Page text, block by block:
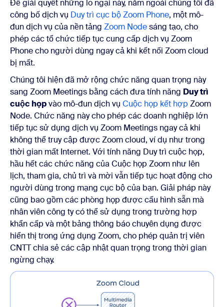
Để giải quyết những lo ngại này, năm ngoái chúng tôi đã
công bố dịch vụ Duy trì cục bộ Zoom Phone, một mô-
đun dịch vụ của nền tảng Zoom Nodesáng tạo, cho
phép các tổ chức tiếp tục cung cấp dịch vụ Zoom
Phone cho người dùng ngay cả khi kết nối Zoom cloud
bị mất.
Chúng tôi hiện đã mở rộng chức năng quan trọng này
sang Zoom Meetings bằng cách đưa tính năng Duy trì
cuộc họpvào mô-đun dịch vụ Cuộc họp kết hợp Zoom
Node. Chức năng này cho phép các doanh nghiệp lớn
tiếp tục sử dụng dịch vụ Zoom Meetings ngay cả khi
không thể truy cập được Zoom cloud, ví dụ như trong
thời gian mất Internet. Với tính năng Duy trì cuộc họp,
hầu hết các chức năng của Cuộc họp Zoom như lên
lịch, tham gia, chủ trì và mời vẫn tiếp tục hoạt động cho
người dùng trong mạng cục bộ của bạn. Giải pháp này
cũng bao gồm các phòng họp được cấu hình sẵn mà
nhân viên công ty có thể sử dụng trong trường hợp
khẩn cấp và một bảng thông báo chuyên dụng được
hiển thị trong ứng dụng Zoom, cho phép quản trị viên
CNTT chia sẻ các cập nhật quan trọng trong thời gian
ngừng chạy.